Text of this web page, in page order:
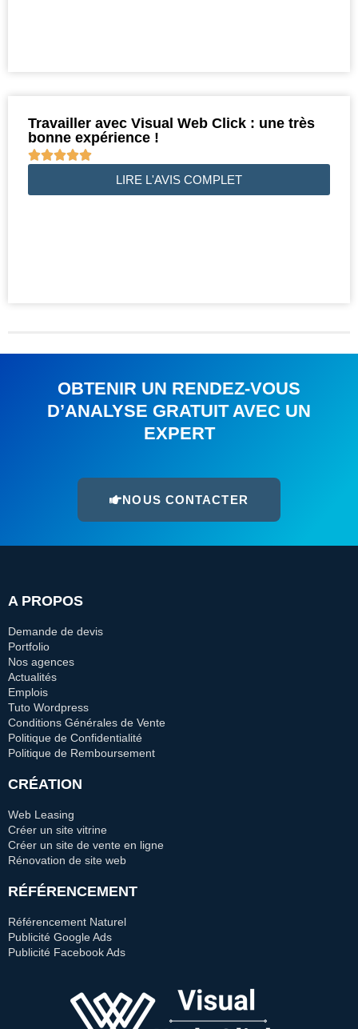
Travailler avec Visual Web Click : une très
bonne expérience !

LIRE L'AVIS COMPLET
OBTENIR UN RENDEZ-VOUS
D’ANALYSE GRATUIT AVEC UN
EXPERT
NOUS CONTACTER
A PROPOS
Demande de devis
Portfolio
Nos agences
Actualités
Emplois
Tuto Wordpress
Conditions Générales de Vente
Politique de Confidentialité
Politique de Remboursement
CRÉATION
Web Leasing
Créer un site vitrine
Créer un site de vente en ligne
Rénovation de site web
RÉFÉRENCEMENT
Référencement Naturel
Publicité Google Ads
Publicité Facebook Ads